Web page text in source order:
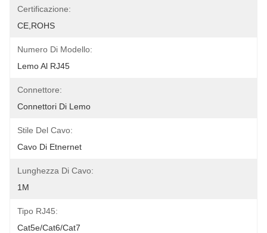
Certificazione:
CE,ROHS
Numero Di Modello:
Lemo Al RJ45
Connettore:
Connettori Di Lemo
Stile Del Cavo:
Cavo Di Etnernet
Lunghezza Di Cavo:
1M
Tipo RJ45:
Cat5e/Cat6/Cat7